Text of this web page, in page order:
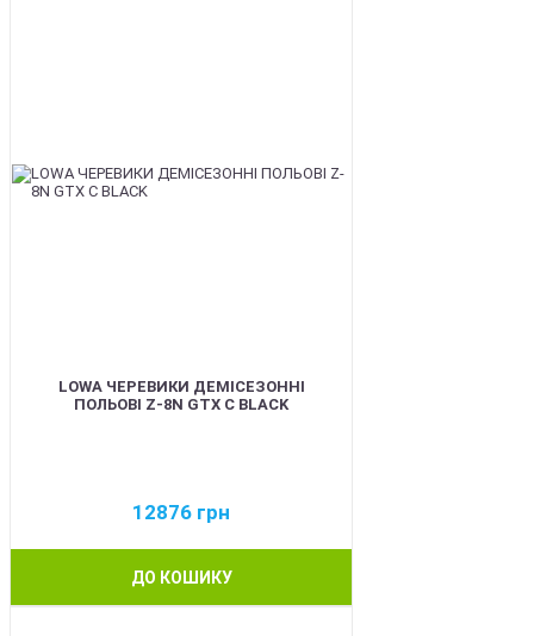
LOWA ЧЕРЕВИКИ ДЕМІСЕЗОННІ
ПОЛЬОВІ Z-8N GTX C BLACK
12876 грн
ДО КОШИКУ